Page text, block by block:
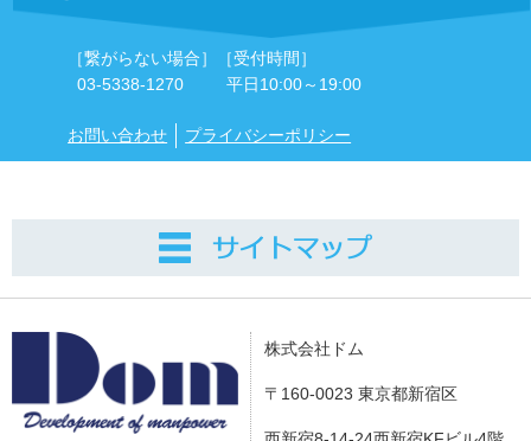
［繋がらない場合］
03-5338-1270
［受付時間］
平日10:00～19:00
お問い合わせ プライバシーポリシー
株式会社ドム
〒160-0023 東京都新宿区